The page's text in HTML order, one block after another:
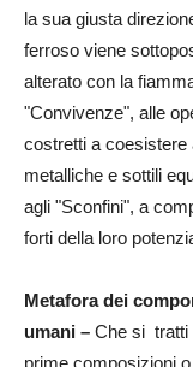
la sua giusta
ferroso viene
alterato con la
"Convivenze", alle
costretti a
metalliche e sottili
agli "Sconfini", a
forti della loro
Metafora dei
umani – Che si tratti
prime composizioni